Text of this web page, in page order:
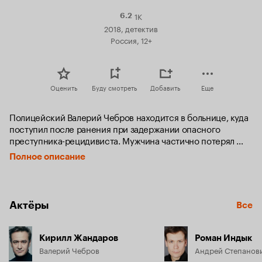
6.2Рейтинг
6.2
1K
2018, детектив
Россия, 12+
Оценить Буду смотреть Добавить Еще
Полицейский Валерий Чебров находится в больнице, куда
поступил после ранения при задержании опасного
преступника-рецидивиста. Мужчина частично потерял
память и совершенно не помнит событий последнего
месяца. В палату навестить Валерия приходит его родной
и с ужасом обнаруживает, что именно он похитил жену
Николая.
Полное описание
Актёры Все
Кирилл Жандаров
Валерий Чебров
Роман Индык